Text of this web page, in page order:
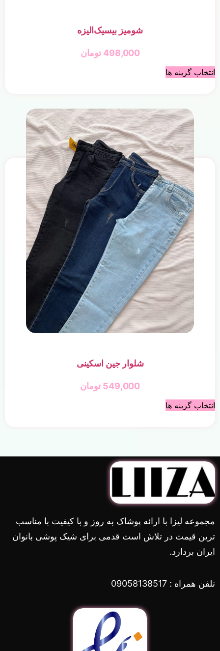
شومیز بیسیک‌الیزه
498,000 تومان
انتخاب گزینه ها
شلوار جین اسکینی
549,000 تومان
انتخاب گزینه ها
مجموعه لیزا با ارائه پوشاک به روز و با کیفیت با مناسب
ترین قیمت در تلاش است قدمی برای شیک پوشی بانوان
ایران بردارد.
تلفن همراه : 09058138517